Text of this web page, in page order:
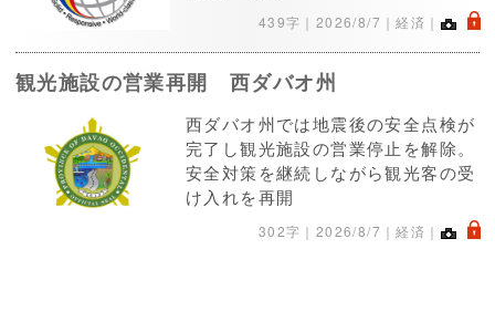
439字｜ 2026/8/7 ｜経済｜ .
観光施設の営業再開 西ダバオ州
西ダバオ州では地震後の安全点検が
完了し観光施設の営業停止を解除。
安全対策を継続しながら観光客の受
け入れを再開
302字｜ 2026/8/7 ｜経済｜ .